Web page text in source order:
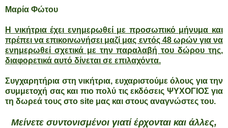
Μαρία Φώτου
Η νικήτρια έχει ενημερωθεί με προσωπικό μήνυμα και
πρέπει να επικοινωνήσει μαζί μας εντός 48 ωρών για να
ενημερωθεί σχετικά με την παραλαβή του δώρου της,
διαφορετικά αυτό δίνεται σε επιλαχόντα.
Συγχαρητήρια στη νικήτρια, ευχαριστούμε όλους για την
συμμετοχή σας και πιο πολύ τις εκδόσεις ΨΥΧΟΓΙΟΣ για
τη δωρεά τους στο site μας και στους αναγνώστες του.
Μείνετε συντονισμένοι γιατί έρχονται και άλλες,